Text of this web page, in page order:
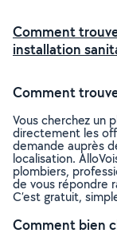
Comment
installation
Comment
Vous cherchez un
directement les
demande auprès
localisation.
plombiers,
de vous répondre
C’est gratuit,
Comment bien